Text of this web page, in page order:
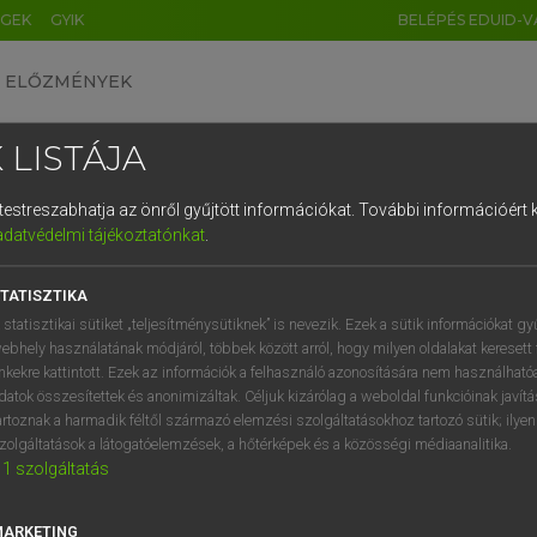
GYIK BELÉPÉS EDUID-
ELŐZMÉNYEK
egyetemes nagyszótár
VAN ELŐFIZETÉSED?
megtekintéséhez.
LISTÁJA
az önről gyűjtött információkat. További információért
tájékoztatónkat.
statisztikai sütiket „teljesítménysütiknek” is nevezik. Ezek a sütik információkat
használatának módjáról, többek között arról, hogy milyen oldalakat keresett
kattintott. Ezek az információk a felhasználó azonosítására nem
összesítettek és anonimizáltak. Céljuk kizárólag a weboldal funkcióinak
a harmadik féltől származó elemzési szolgáltatásokhoz tartozó sütik;
a látogatóelemzések, a hőtérképek és a közösségi médiaanalitika.
1 szolgáltatás
DE CN FR ES IT NL
1 2 3 4 5 6 7 8 9
q w e r t z u i
a s d f g h j k l é
í y x c v b n m , .